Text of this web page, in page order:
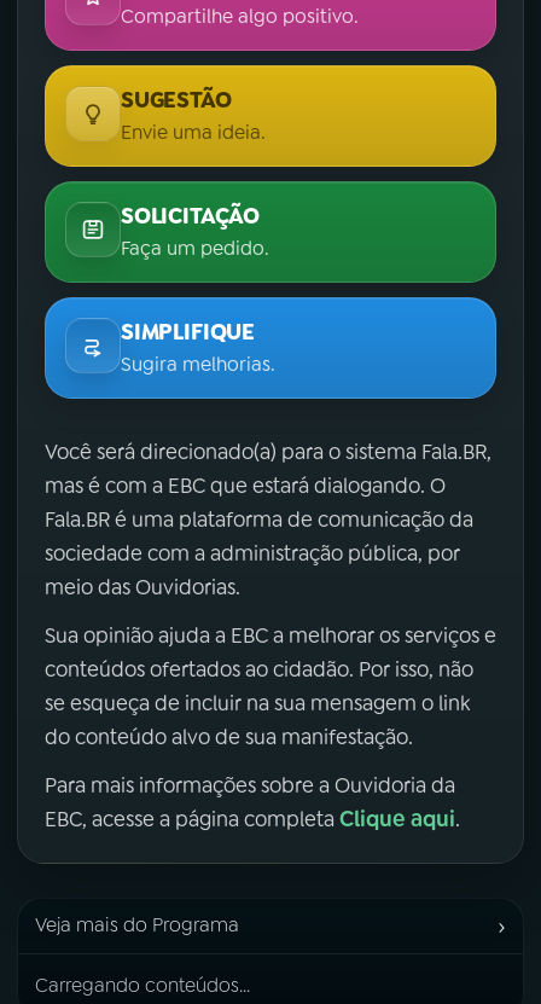
Compartilhe algo positivo.
SUGESTÃO
Envie uma ideia.
SOLICITAÇÃO
Faça um pedido.
SIMPLIFIQUE
Sugira melhorias.
Você será direcionado(a) para o sistema Fala.BR,
mas é com a EBC que estará dialogando. O
Fala.BR é uma plataforma de comunicação da
sociedade com a administração pública, por
meio das Ouvidorias.
Sua opinião ajuda a EBC a melhorar os serviços e
conteúdos ofertados ao cidadão. Por isso, não
se esqueça de incluir na sua mensagem o link
do conteúdo alvo de sua manifestação.
Para mais informações sobre a Ouvidoria da
EBC, acesse a página completa Clique aqui.
Veja mais do Programa ›
Carregando conteúdos...